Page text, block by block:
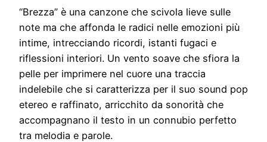
“Brezza” è una canzone che scivola lieve sulle
note ma che affonda le radici nelle emozioni più
intime, intrecciando ricordi, istanti fugaci e
riflessioni interiori. Un vento soave che sfiora la
pelle per imprimere nel cuore una traccia
indelebile che si caratterizza per il suo sound pop
etereo e raffinato, arricchito da sonorità che
accompagnano il testo in un connubio perfetto
tra melodia e parole.